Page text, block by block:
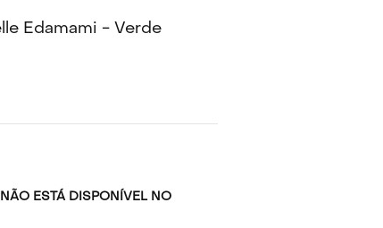
Edamami - Verde
ESTÁ DISPONÍVEL NO